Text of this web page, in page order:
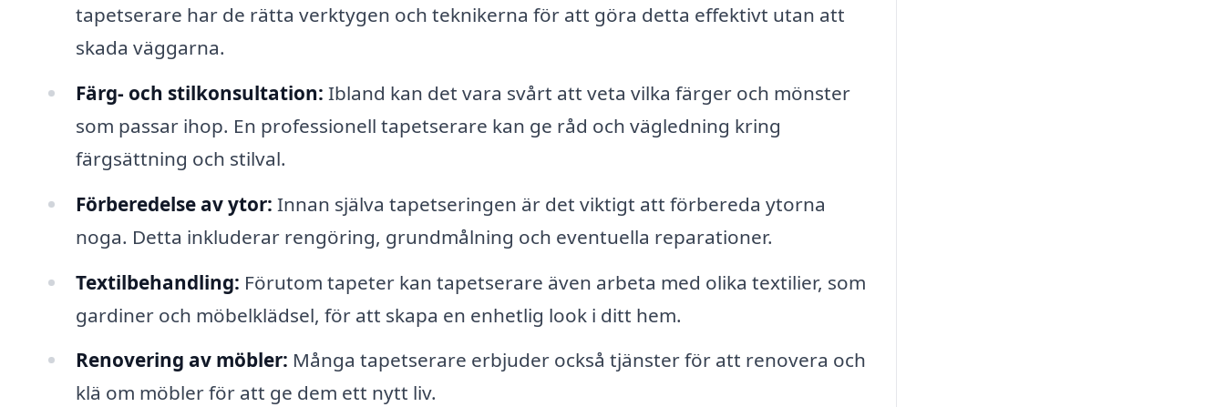
tapetserare har de rätta verktygen och teknikerna för att göra detta effektivt utan att
skada väggarna.
Färg- och stilkonsultation: Ibland kan det vara svårt att veta vilka färger och mönster
som passar ihop. En professionell tapetserare kan ge råd och vägledning kring
färgsättning och stilval.
Förberedelse av ytor: Innan själva tapetseringen är det viktigt att förbereda ytorna
noga. Detta inkluderar rengöring, grundmålning och eventuella reparationer.
Textilbehandling: Förutom tapeter kan tapetserare även arbeta med olika textilier, som
gardiner och möbelklädsel, för att skapa en enhetlig look i ditt hem.
Renovering av möbler: Många tapetserare erbjuder också tjänster för att renovera och
klä om möbler för att ge dem ett nytt liv.